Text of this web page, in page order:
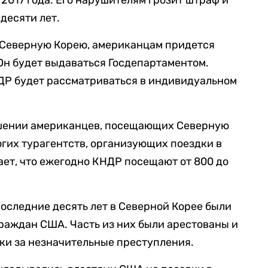
лет.
Корею, американцам придется
будет выдаваться Госдепартаментом.
будет рассматриваться в индивидуальном
американцев, посещающих Северную
турагентств, организующих поездки в
что ежегодно КНДР посещают от 800 до
десять лет в Северной Корее были
США. Часть из них были арестованы и
за незначительные преступления.